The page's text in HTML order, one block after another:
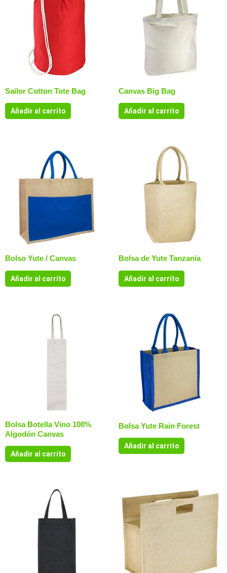
Sailor Cotton Tote Bag
Añadir al carrito
Canvas Big Bag
Añadir al carrito
Bolso Yute / Canvas
Añadir al carrito
Bolsa de Yute Tanzania
Añadir al carrito
Bolsa Botella Vino 100%
Algodón Canvas
Añadir al carrito
Bolsa Yute Rain Forest
Añadir al carrito